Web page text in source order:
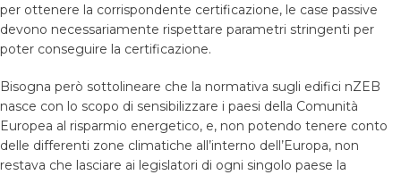
per ottenere la corrispondente certificazione, le case passive
devono necessariamente rispettare parametri stringenti per
poter conseguire la certificazione.
Bisogna però sottolineare che la normativa sugli edifici nZEB
nasce con lo scopo di sensibilizzare i paesi della Comunità
Europea al risparmio energetico, e, non potendo tenere conto
delle differenti zone climatiche all’interno dell’Europa, non
restava che lasciare ai legislatori di ogni singolo paese la